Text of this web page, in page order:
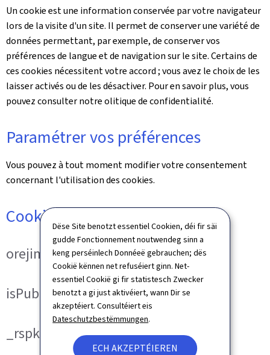
Dëse Site benotzt essentiel Cookien, déi fir säi
gudde Fonctionnement noutwendeg sinn a
keng perséinlech Donnéeë gebrauchen; dës
Cookië kënnen net refuséiert ginn. Net-
essentiel Cookië gi fir statistesch Zwecker
benotzt a gi just aktivéiert, wann Dir se
akzeptéiert. Consultéiert eis
Dateschutzbestëmmungen.
ECH AKZEPTÉIEREN
Un cookie est une information conservée par votre navigateur
lors de la visite d'un site. Il permet de conserver une variété de
données permettant, par exemple, de conserver vos
préférences de langue et de navigation sur le site. Certains de
ces cookies nécessitent votre accord ; vous avez le choix de les
laisser activés ou de les désactiver. Pour en savoir plus, vous
pouvez consulter notre olitique de confidentialité.
Paramétrer vos préférences
Vous pouvez à tout moment modifier votre consentement
concernant l'utilisation des cookies.
Cookies techniques
orejime
isPublicWebsite
_rspkrLoadCore (ReadSpeaker)